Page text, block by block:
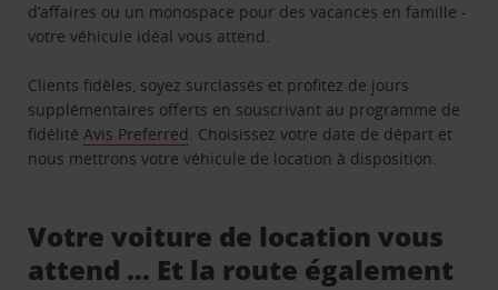
d’affaires ou un monospace pour des vacances en famille -
votre véhicule idéal vous attend.
Clients fidèles, soyez surclassés et profitez de jours
supplémentaires offerts en souscrivant au programme de
fidélitéAvis Preferred. Choisissez votre date de départ et
nous mettrons votre véhicule de location à disposition.
Votre voiture de location vous
attend … Et la route également